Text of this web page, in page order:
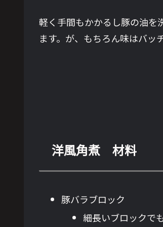
軽く手間もかかるし豚の油を
ます。が、もちろん味はバッ
洋風角煮 材料
豚バラブロック
細長いブロックで